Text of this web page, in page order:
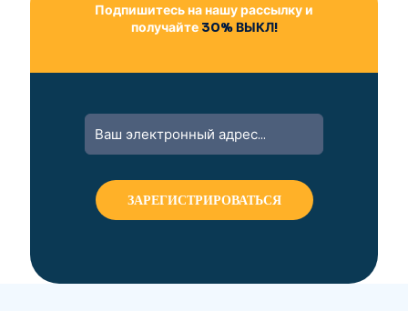
Подпишитесь на нашу рассылку и
получайте30% ВЫКЛ!